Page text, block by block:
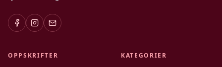
OPPSKRIFTER KATEGORIER